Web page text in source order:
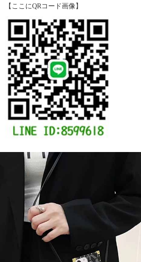
【ここにQRコード画像】